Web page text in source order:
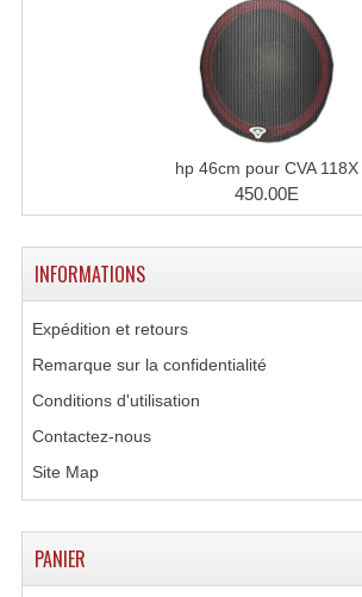
Structure Et Angles Quatro
Structures
Structures Carrées
Structures, Angles Sd150
Flight Case Plasma Et Écran
Flight Case Régie
hp 46cm pour CVA 118X
450.00E
INFORMATIONS
Expédition et retours
Remarque sur la confidentialité
Conditions d'utilisation
Contactez-nous
Site Map
PANIER